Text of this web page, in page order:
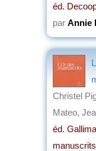
éd.
par Annie
Christel
Mateo,
éd.
manuscrits